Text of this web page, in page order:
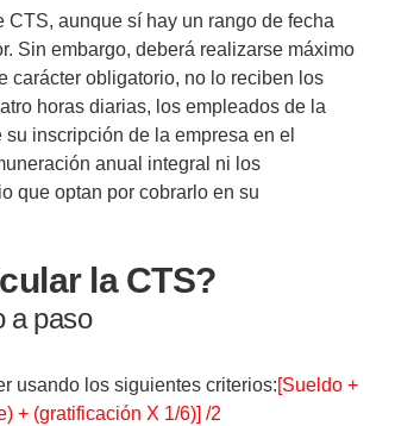
aunque sí hay un rango de fecha
Sin embargo, deberá realizarse máximo
carácter obligatorio, no lo reciben los
horas diarias, los empleados de la
inscripción de la empresa en el
anual integral ni los
que optan por cobrarlo en su
la CTS?
a paso
usando los siguientes criterios:[Sueldo +
+ (gratificación X 1/6)] /2